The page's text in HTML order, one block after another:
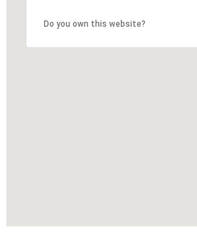
Do you own this website?